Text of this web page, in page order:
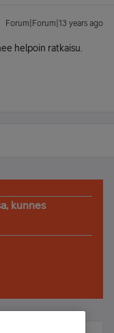
Forum|Forum|13 years ago
helpoin ratkaisu.
kunnes